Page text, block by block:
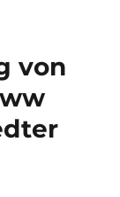
von